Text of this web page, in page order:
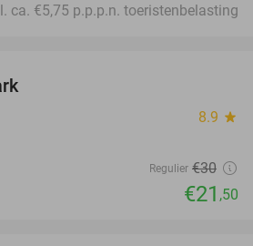
ca. €5,75 p.p.p.n. toeristenbelasting
8.9 star
Regulier €30
€21 ,50